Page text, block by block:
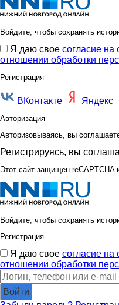
Войдите, чтобы сохранять
Я даю свое согласие на
отношении обработки
Регистрация
ВКонтакте Яндекс
Авторизация
Авторизовываясь, вы
Регистрируясь, вы
Этот сайт защищен reCAPTCHA
Войдите, чтобы сохранять
Регистрация
Я даю свое согласие на
отношении обработки
Войти